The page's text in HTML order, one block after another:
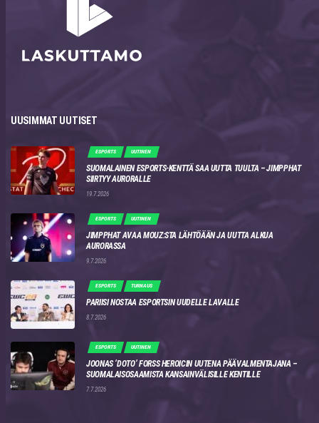
UUSIMMAT UUTISET
ESPORTS UUTINEN
SUOMALAINEN ESPORTS-KENTTÄ SAA UUTTA TUULTA – JIMPPHAT
SIIRTYY AURORALLE
19.7.2026
ESPORTS UUTINEN
JIMPPHAT AVAA MOUZ:STA LÄHTÖÄÄN JA UUTTA ALKUA
AURORASSA
9.7.2026
ESPORTS TURNAUS
PARIISI NOSTAA ESPORTSIN UUDELLE LAVALLE
8.7.2026
ESPORTS UUTINEN
JOONAS ‘DOTO’ FORSS HEROICIN UUTENA PÄÄVALMENTAJANA –
SUOMALAISOSAAMISTA KANSAINVÄLISILLE KENTILLE
7.7.2026